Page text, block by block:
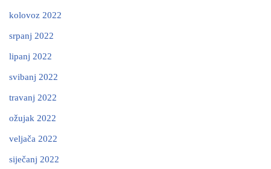
kolovoz 2022
srpanj 2022
lipanj 2022
svibanj 2022
travanj 2022
ožujak 2022
veljača 2022
siječanj 2022